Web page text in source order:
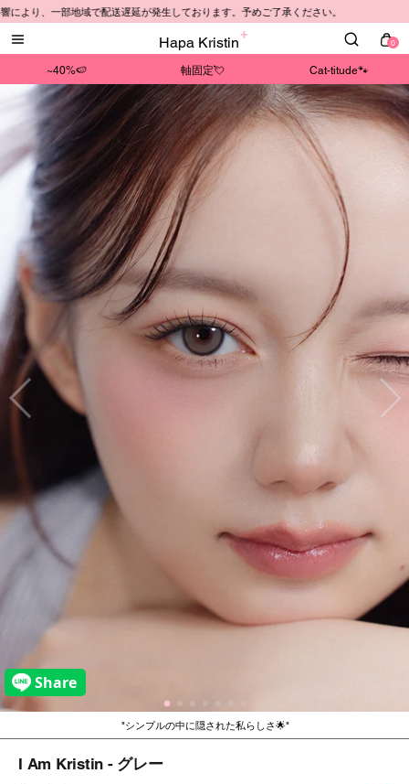
Hapa Kristin 0
~40%🍉 軸固定💘 Cat-titude🐾
配送遅延が発生しております。予めご了承ください。
シンプルの中に隠された私らしさ🌟
I Am Kristin - グレー